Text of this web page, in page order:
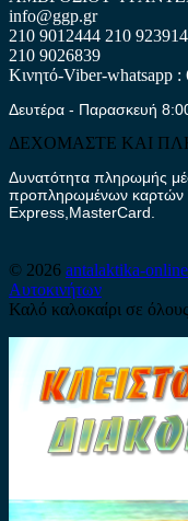
info@ggp.gr
210 9012444 210
210 9026839
Κινητό-Viber-whatsapp :
Δευτέρα - Παρασκευή
ΔΕΧΟΜΑΣΤΕ ΚΑΙ
Δυνατότητα πληρωμής
προπληρωμένων καρτών
Express,MasterCard.
© 2026 antalaktika-
Αυτοκινήτων
Καλό καλοκαίρι σε